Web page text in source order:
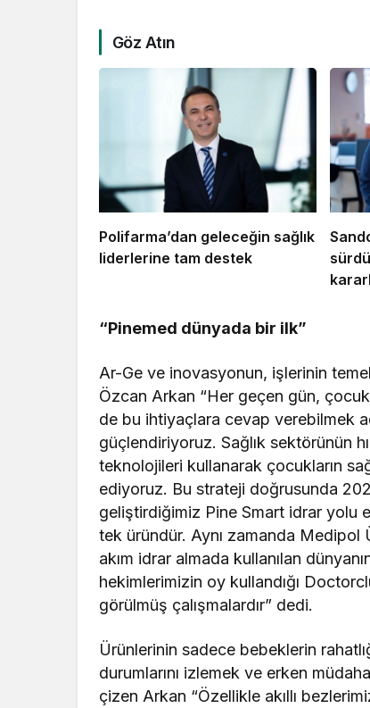
Göz Atın
Polifarma’dan geleceğin sağlık
liderlerine tam destek
“Pinemed dünyada bir ilk”
Ar-Ge ve inovasyonun, işlerinin
Özcan Arkan “Her geçen gün,
de bu ihtiyaçlara cevap verebilmek
güçlendiriyoruz. Sağlık sektörünün
teknolojileri kullanarak çocukların
ediyoruz. Bu strateji doğrusunda
geliştirdiğimiz Pine Smart idrar yolu
tek üründür. Aynı zamanda
akım idrar almada kullanılan
hekimlerimizin oy kullandığı
görülmüş çalışmalardır” dedi.
Ürünlerinin sadece bebeklerin
durumlarını izlemek ve erken
çizen Arkan “Özellikle akıllı